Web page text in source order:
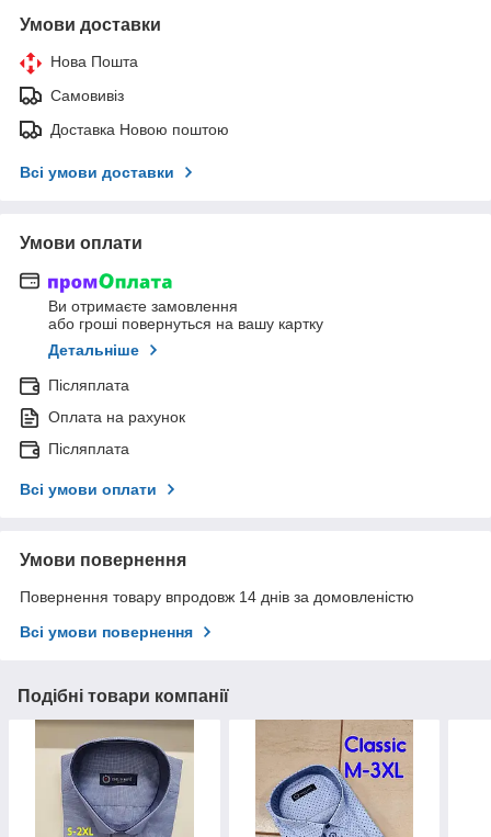
Умови доставки
Нова Пошта
Самовивіз
Доставка Новою поштою
Всі умови доставки
Умови оплати
Ви отримаєте замовлення
або гроші повернуться на вашу картку
Детальніше
Післяплата
Оплата на рахунок
Післяплата
Всі умови оплати
Умови повернення
Повернення товару впродовж 14 днів за домовленістю
Всі умови повернення
Подібні товари компанії